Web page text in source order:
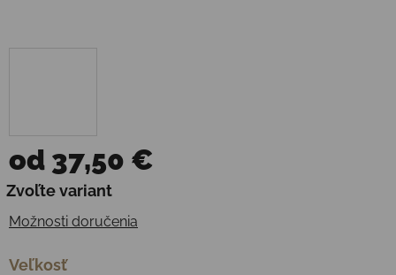
od 37,50 €
Jednotková cena:
Zvoľte variant
Možnosti doručenia
Veľkosť